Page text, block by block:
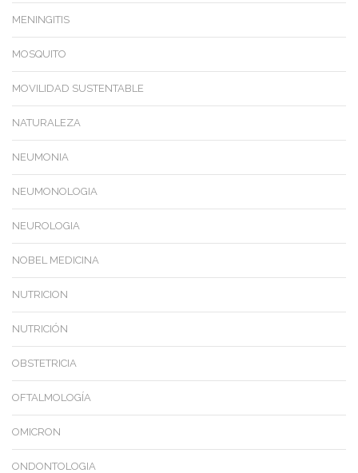
MENINGITIS
MOSQUITO
MOVILIDAD SUSTENTABLE
NATURALEZA
NEUMONIA
NEUMONOLOGIA
NEUROLOGIA
NOBEL MEDICINA
NUTRICION
NUTRICIÓN
OBSTETRICIA
OFTALMOLOGÍA
OMICRON
ONDONTOLOGIA